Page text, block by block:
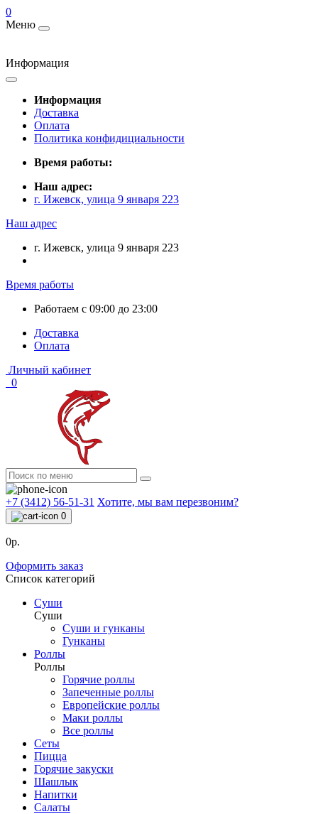
0
Меню
Информация
Информация
Доставка
Оплата
Политика конфидициальности
Время работы:
Наш адрес:
г. Ижевск, улица 9 января 223
Наш адрес
г. Ижевск, улица 9 января 223
Время работы
Работаем с 09:00 до 23:00
Доставка
Оплата
Личный кабинет
0
+7 (3412) 56-51-31 Хотите, мы вам перезвоним?
0
0р.
Оформить заказ
Список категорий
Суши
Суши
Суши и гунканы
Гунканы
Роллы
Роллы
Горячие роллы
Запеченные роллы
Европейские роллы
Маки роллы
Все роллы
Сеты
Пицца
Горячие закуски
Шашлык
Напитки
Салаты